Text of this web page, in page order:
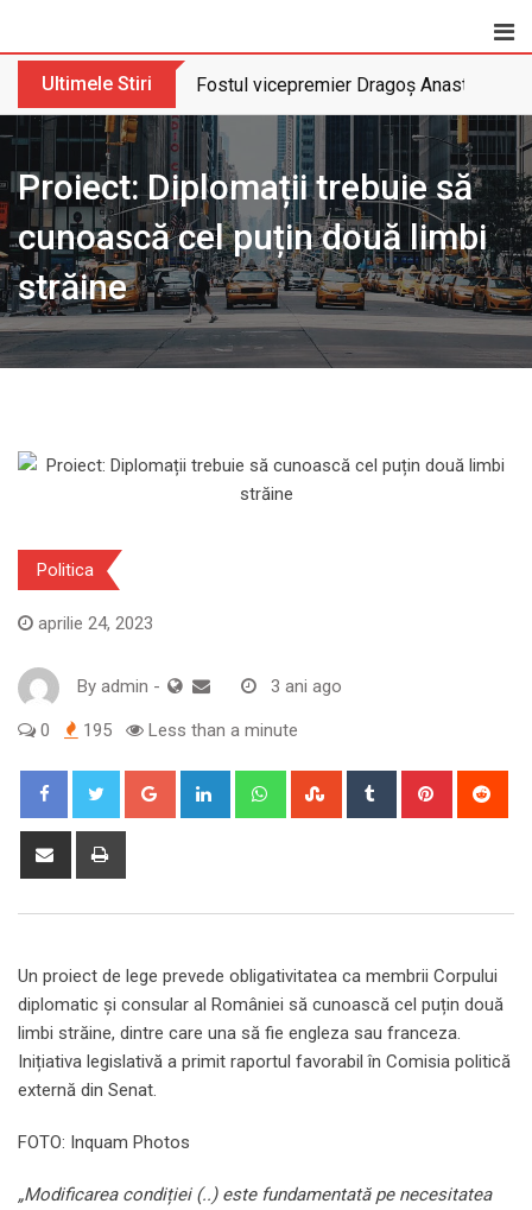
Ultimele Stiri Fostul vicepremier Dragoș Anastasiu
Proiect: Diplomații trebuie să
cunoască cel puțin două limbi
străine
Politica
aprilie 24, 2023
By admin - 3 ani ago
0 195 Less than a minute
Google+ LinkedIn WhatsappStumbleUpon
Tumblr Pinterest
Share
Un proiect de lege prevede obligativitatea ca membrii Corpului
diplomatic și consular al României să cunoască cel puțin două
limbi străine, dintre care una să fie engleza sau franceza.
Inițiativa legislativă a primit raportul favorabil în Comisia politică
externă din Senat.
FOTO: Inquam Photos
„Modificarea condiției (..) este fundamentată pe necesitatea